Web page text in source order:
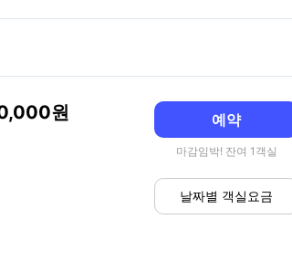
예약
마감임박! 잔여 1객실
날짜별 객실요금